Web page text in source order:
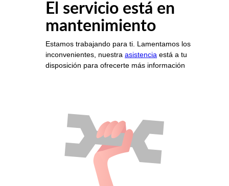
El servicio está en
mantenimiento
Estamos trabajando para ti. Lamentamos los
inconvenientes, nuestra asistencia está a tu
disposición para ofrecerte más información